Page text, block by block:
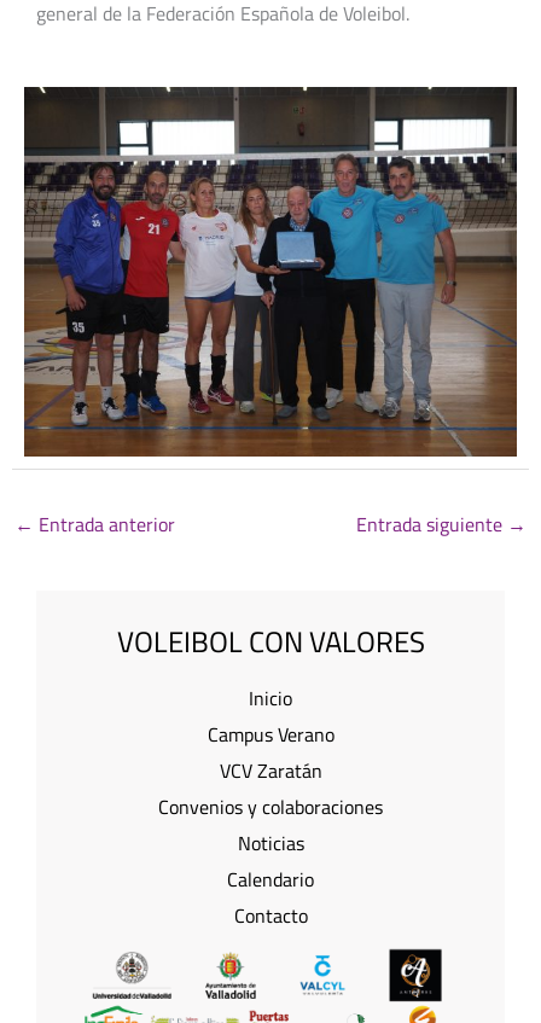
general de la Federación Española de Voleibol.
← Entrada anterior Entrada siguiente →
VOLEIBOL CON VALORES
Inicio
Campus Verano
VCV Zaratán
Convenios y colaboraciones
Noticias
Calendario
Contacto